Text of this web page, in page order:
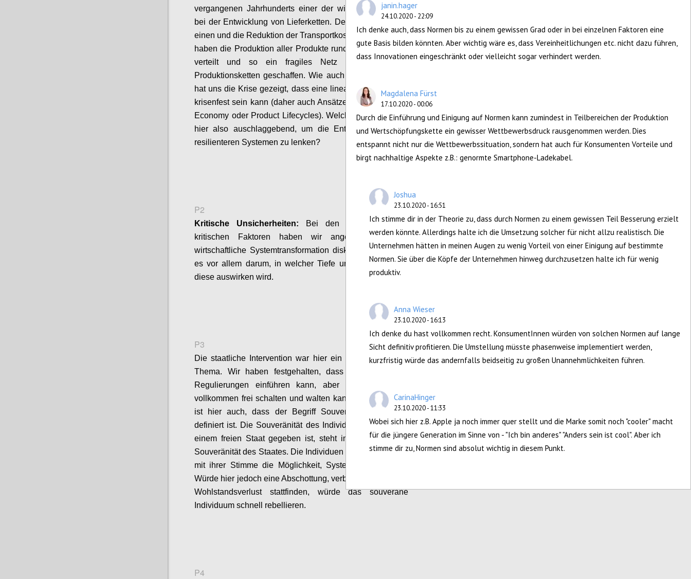
vergangenen Jahrhunderts einer der wichtigsten Treiber
bei der Entwicklung von Lieferketten. Der Preisdruck
einen und die Reduktion der Transportkosten zum anderen
haben die Produktion aller Produkte rund um den Globus
verteilt und so ein fragiles Netz an Liefer- und
Produktionsketten geschaffen.Wie auch diskutiert wurde,
hat uns die Krise gezeigt, dass eine lineare
Kette niemals
krisenfest sein kann (daher auch Ansätze wie die
Circular
Economy oder Product Lifecycles). Welche Faktoren sind
hier also auschlaggebend, um die Entwicklunghin zu
resilienteren Systemen zu lenken?
P2
Kritische Unsicherheiten:
Bei den unischeren und
kritischen Faktoren
haben wir angeregt über die
wirtschaftliche Systemtransformationdiskutiert .Hier ging
es vor allem darum, in welcherTiefe und Richtung sich
diese auswirken wird.
P3
Die staatliche Intervention war hier ein stark diskutiertes
Thema. Wir haben festgehalten, dass der Staat zwar
Regulierungen einführen kann, aber auch hier nicht
vollkommen frei schalten und walten kann.
Problematisch
ist hier auch, dass der Begriff Souveränität
nicht klar
definiert ist. Die Souveränität des Individuums, wie sie in
einem freien Staat gegeben ist, steht im Gegensatz zur
Souveränität des Staates. DieIndividuen geben dem Staat
mit ihrer Stimme die Möglichkeit, Systeme zu schaffen.
Würde hier jedoch eine Abschottung, verbunden mit einem
Wohlstandsverlust stattfinden, würde das souveräne
Individuum schnell rebellieren.
P4
janin.hager
24.10.2020 - 22:09
Ich denke auch, dass Normen bis zu einem gewissen Grad oder in bei einzelnen Faktoren eine
gute Basis bilden könnten. Aber wichtig wäre es, dass Vereinheitlichungen etc. nicht dazu führen,
dass Innovationen eingeschränkt oder vielleicht sogar verhindert werden.
Magdalena Fürst
17.10.2020 - 00:06
Durch die Einführung und Einigung auf Normen kann zumindest in Teilbereichen der Produktion
und Wertschöpfungskette ein gewisser Wettbewerbsdruck rausgenommen werden. Dies
entspannt nicht nur die Wettbewerbssituation, sondern hat auch für Konsumenten Vorteile und
birgt nachhaltige Aspekte z.B.: genormte Smartphone-Ladekabel.
Joshua
23.10.2020 - 16:51
Ich stimme dir in der Theorie zu, dass durch Normen zu einem gewissen Teil Besserung erzielt
werden könnte. Allerdings halte ich die Umsetzung solcher für nicht allzu realistisch. Die
Unternehmen hätten in meinen Augen zu wenig Vorteil von einer Einigung auf bestimmte
Normen. Sie über die Köpfe der Unternehmen hinweg durchzusetzen halte ich für wenig
produktiv.
Anna Wieser
23.10.2020 - 16:13
Ich denke du hast vollkommen recht. KonsumentInnen würden von solchen Normen auf lange
Sicht definitiv profitieren. Die Umstellung müsste phasenweise implementiert werden,
kurzfristig würde das andernfalls beidseitig zu großen Unannehmlichkeiten führen.
CarinaHinger
23.10.2020 - 11:33
Wobei sich hier z.B. Apple ja noch immer quer stellt und die Marke somit noch "cooler" macht
für die jüngere Generation im Sinne von - "Ich bin anderes" "Anders sein ist cool". Aber ich
stimme dir zu, Normen sind absolut wichtig in diesem Punkt.